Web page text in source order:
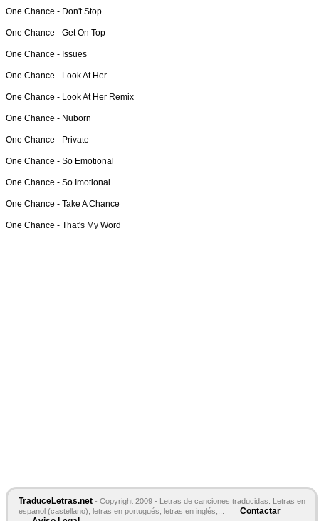
One Chance - Don't Stop
One Chance - Get On Top
One Chance - Issues
One Chance - Look At Her
One Chance - Look At Her Remix
One Chance - Nuborn
One Chance - Private
One Chance - So Emotional
One Chance - So Imotional
One Chance - Take A Chance
One Chance - That's My Word
TraduceLetras.net - Copyright 2009 - Letras de canciones traducidas. Letras en
espanol (castellano), letras en portugués, letras en inglés,...
Contactar